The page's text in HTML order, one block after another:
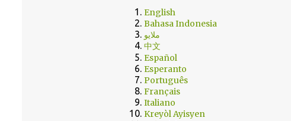
English
Bahasa Indonesia
ملايو
中文
Español
Esperanto
Português
Français
Italiano
Kreyòl Ayisyen